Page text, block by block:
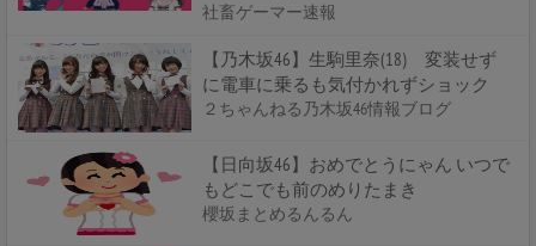
社畜ゲーマー速報
【乃木坂46】生駒里奈(18) 変装せず
に電車に乗るも気付かれずショック
２ちゃんねる乃木坂46情報ブログ
【日向坂46】おめでとうにゃん いつで
もどこでも前のめりたまき
櫻坂まとめるんるん